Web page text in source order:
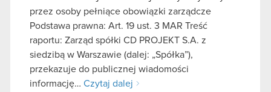
przez osoby pełniące obowiązki zarządcze
Podstawa prawna: Art. 19 ust. 3 MAR Treść
raportu: Zarząd spółki CD PROJEKT S.A. z
siedzibą w Warszawie (dalej: „Spółka”),
przekazuje do publicznej wiadomości
informację… Czytaj dalej